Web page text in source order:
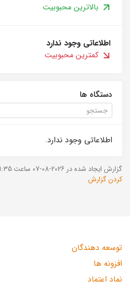
بالاترین محبوبیت
اطلاعاتی وجود ندارد
کمترین محبوبیت
دستگاه ها
اطلاعاتی وجود ندارد.
گزارش ایجاد شده در 2026-08-07 ساعت 07:59:35 (UTC +03:30).
کردن گزارش
توسعه دهندگان
افزونه ها
نماد اعتماد